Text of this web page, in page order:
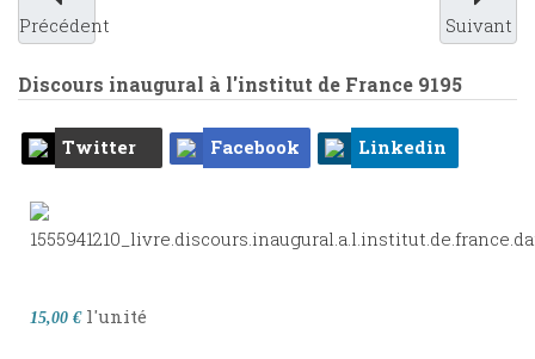
Précédent Suivant
Discours inaugural à l'institut de France 9195
Twitter Facebook Linkedin
15,00 € l'unité